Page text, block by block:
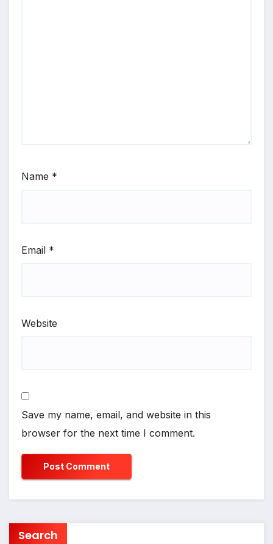
Name *
Email *
Website
Save my name, email, and website in this
browser for the next time I comment.
Search